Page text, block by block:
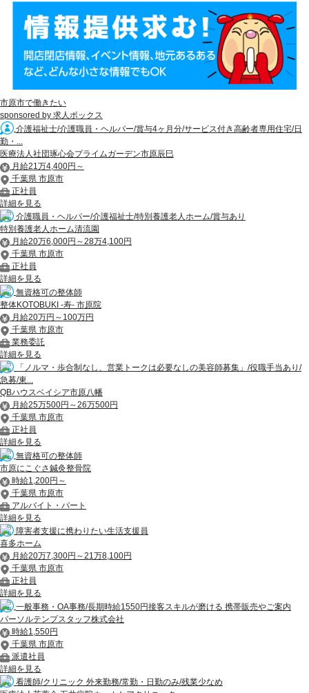
市原市で働きたい
sponsored by 求人ボックス
介護福祉士/介護職員・ヘルパー/賞与4ヶ月分/サービス付き高齢者専用住宅/日
勤・...
医療法人社団琢心会プライムガーデン市原辰巳
月給21万4,400円～
千葉県 市原市
正社員
詳細を見る
介護職員・ヘルパー/介護福祉士/特別養護老人ホーム/賞与あり
特別養護老人ホーム清流園
月給20万6,000円～28万4,100円
千葉県 市原市
正社員
詳細を見る
無資格可の整体師
整体KOTOBUKI -寿- 市原院
月給20万円～100万円
千葉県 市原市
業務委託
詳細を見る
「ノルマ・歩合制なし、営業トークは必要なしの美容師募集」/役職手当あり/
急募/東...
QBハウスベイシア市原八幡
月給25万500円～26万500円
千葉県 市原市
正社員
詳細を見る
無資格可の整体師
市原にこぐさ鍼灸整骨院
時給1,200円～
千葉県 市原市
アルバイト・パート
詳細を見る
障害者支援に携わりたい生活支援員
喜多ホーム
月給20万7,300円～21万8,100円
千葉県 市原市
正社員
詳細を見る
一般事務・OA事務/長期時給1550円接客スキルが磨ける 携帯販売やご案内
パーソルテンプスタッフ株式会社
時給1,550円
千葉県 市原市
派遣社員
詳細を見る
看護師/クリニック 外来勤務/常勤・日勤のみ/残業少なめ